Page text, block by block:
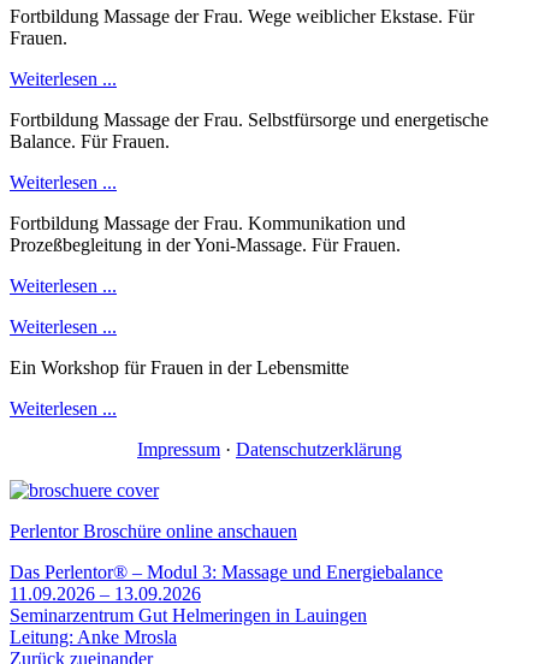
Fortbildung Massage der Frau. Wege weiblicher Ekstase. Für
Frauen.
Weiterlesen ...
Fortbildung Massage der Frau. Selbstfürsorge und energetische
Balance. Für Frauen.
Weiterlesen ...
Fortbildung Massage der Frau. Kommunikation und
Prozeßbegleitung in der Yoni-Massage. Für Frauen.
Weiterlesen ...
Weiterlesen ...
Ein Workshop für Frauen in der Lebensmitte
Weiterlesen ...
Impressum · Datenschutzerklärung
Perlentor Broschüre online anschauen
Das Perlentor® – Modul 3: Massage und Energiebalance
11.09.2026 – 13.09.2026
Seminarzentrum Gut Helmeringen in Lauingen
Leitung: Anke Mrosla
Zurück zueinander